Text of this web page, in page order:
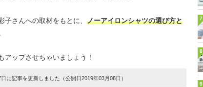
さんへの取材をもとに、 ノーアイロンシャツの選び方と
ップさせちゃいましょう！
に記事を更新しました（公開日2019年03月08日）
7
8
9